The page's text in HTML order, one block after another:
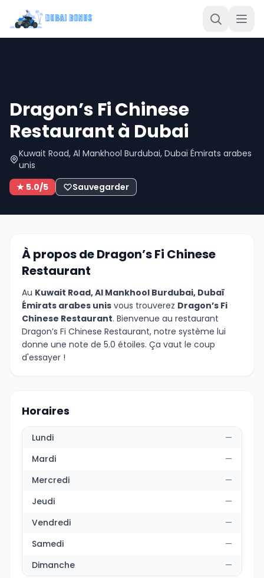
Dragon’s Fi Chinese
Restaurant à Dubai
Kuwait Road, Al Mankhool Burdubai, Dubaï Émirats arabes
unis
★ 5.0/5
Sauvegarder
À propos de Dragon’s Fi Chinese
Restaurant
Au Kuwait Road, Al Mankhool Burdubai, Dubaï
Émirats arabes unis vous trouverez Dragon’s Fi
Chinese Restaurant. Bienvenue au restaurant
Dragon’s Fi Chinese Restaurant, notre système lui
donne une note de 5.0 étoiles. Ça vaut le coup
d'essayer !
Horaires
Lundi
—
Mardi
—
Mercredi
—
Jeudi
—
Vendredi
—
Samedi
—
Dimanche
—